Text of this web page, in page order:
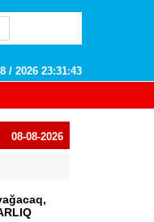
/ 2026 23:31:44
08-08-2026